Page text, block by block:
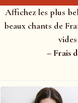
Affichez les plus
beaux chants de
– Frais